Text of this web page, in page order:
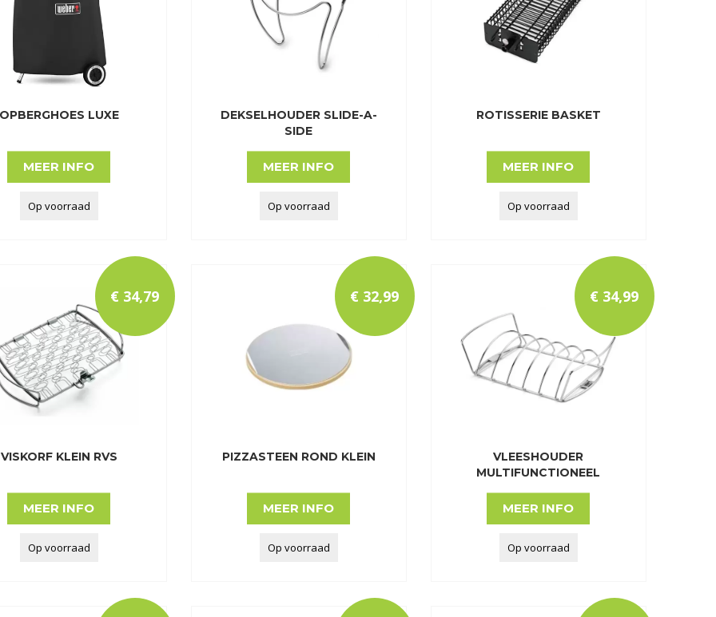
LUXE
MEER INFO
Op voorraad
DEKSELHOUDER SLIDE-A-
SIDE
MEER INFO
Op voorraad
ROTISSERIE BASKET
MEER INFO
Op voorraad
VISKORF KLEIN RVS
€ 34,79
MEER INFO
Op voorraad
PIZZASTEEN ROND KLEIN
€ 32,99
MEER INFO
Op voorraad
VLEESHOUDER
MULTIFUNCTIONEEL
€ 34,99
MEER INFO
Op voorraad